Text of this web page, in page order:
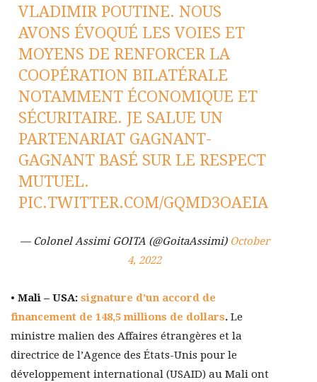
VLADIMIR POUTINE. NOUS
AVONS ÉVOQUÉ LES VOIES ET
MOYENS DE RENFORCER LA
COOPÉRATION BILATÉRALE
NOTAMMENT ÉCONOMIQUE ET
SÉCURITAIRE. JE SALUE UN
PARTENARIAT GAGNANT-
GAGNANT BASÉ SUR LE RESPECT
MUTUEL.
PIC.TWITTER.COM/GQMD3OAEIA
— Colonel Assimi GOITA (@GoitaAssimi) October
4, 2022
• Mali – USA: signature d’un accord de
financement de 148,5 millions de dollars. Le
ministre malien des Affaires étrangères et la
directrice de l’Agence des États-Unis pour le
développement international (USAID) au Mali ont